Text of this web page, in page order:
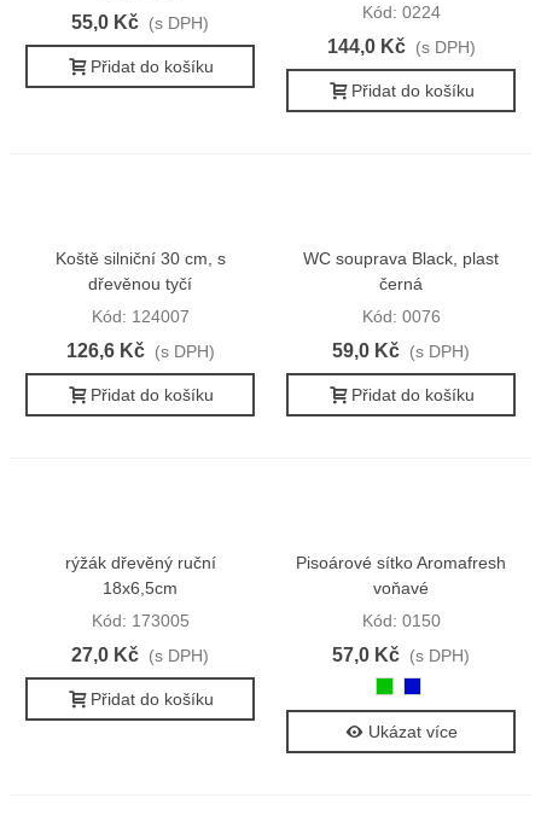
55,0 Kč (s DPH)
Přidat do košíku
Kód: 0224
144,0 Kč (s DPH)
Přidat do košíku
Koště silniční 30 cm, s
dřevěnou tyčí
Kód: 124007
126,6 Kč (s DPH)
Přidat do košíku
WC souprava Black, plast
černá
Kód: 0076
59,0 Kč (s DPH)
Přidat do košíku
rýžák dřevěný ruční
18x6,5cm
Kód: 173005
27,0 Kč (s DPH)
Přidat do košíku
Pisoárové sítko Aromafresh
voňavé
Kód: 0150
57,0 Kč (s DPH)
Ukázat více